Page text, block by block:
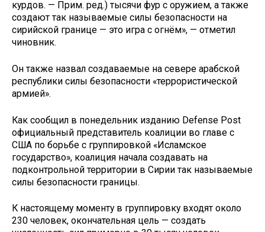
курдов. — Прим. ред.) тысячи фур с оружием, а также
создают так называемые силы безопасности на
сирийской границе — это игра с огнём», — отметил
чиновник.
Он также назвал создаваемые на севере арабской
республики силы безопасности «террористической
армией».
Как сообщил в понедельник изданию Defense Post
официальный представитель коалиции во главе с
США по борьбе с группировкой «Исламское
государство», коалиция начала создавать на
подконтрольной территории в Сирии так называемые
силы безопасности границы.
К настоящему моменту в группировку входят около
230 человек, окончательная цель — создать